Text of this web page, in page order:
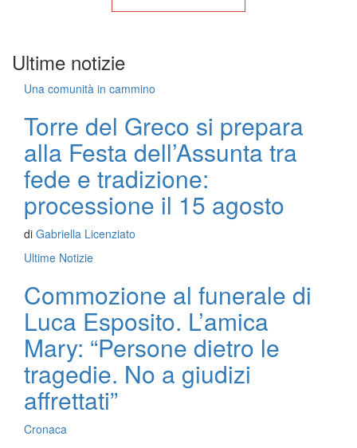
Ultime notizie
Una comunità in cammino
Torre del Greco si prepara
alla Festa dell’Assunta tra
fede e tradizione:
processione il 15 agosto
di Gabriella Licenziato
Ultime Notizie
Commozione al funerale di
Luca Esposito. L’amica
Mary: “Persone dietro le
tragedie. No a giudizi
affrettati”
Cronaca